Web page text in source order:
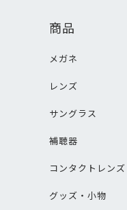
商品
メガネ
レンズ
サングラス
補聴器
コンタクトレンズ
グッズ・小物